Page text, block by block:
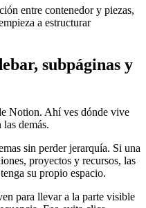
entre contenedor y piezas,
a estructurar
subpáginas y
Notion. Ahí ves dónde vive
demás.
sin perder jerarquía. Si una
proyectos y recursos, las
su propio espacio.
para llevar a la parte visible